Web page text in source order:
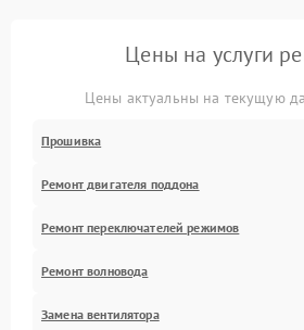
Цены на услуги
Цены актуальны на текущую
Прошивка
Ремонт двигателя поддона
Ремонт переключателей режимов
Ремонт волновода
Замена вентилятора